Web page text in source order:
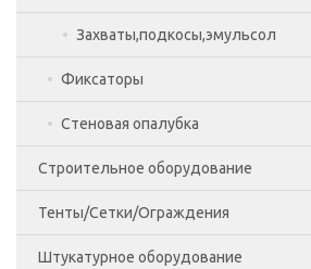
Захваты,подкосы,эмульсол
Фиксаторы
Стеновая опалубка
Строительное оборудование
SKYER
Строительные подъемники
Запчасти для строительных
Тенты/Сетки/Ограждения
Аварийное ограждение
Штукатурное оборудование